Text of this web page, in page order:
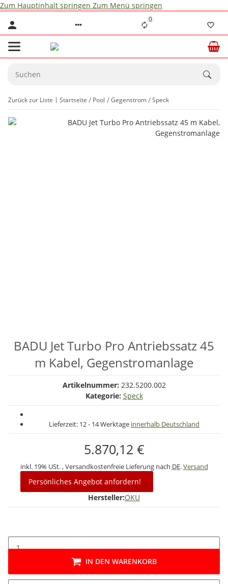
Zum Hauptinhalt springen Zum Menü springen
0
Zurück zur Liste Startseite Pool Gegenstrom Speck
BADU Jet Turbo Pro Antriebssatz 45
m Kabel, Gegenstromanlage
Artikelnummer: 232.5200.002
Kategorie: Speck
Lieferzeit: 12 - 14 Werktage innerhalb Deutschland
5.870,12 €
inkl. 19% USt. , Versandkostenfreie Lieferung nach DE.Versand
Persönliches Angebot anfordern!
Hersteller:OKU
IN DEN WARENKORB